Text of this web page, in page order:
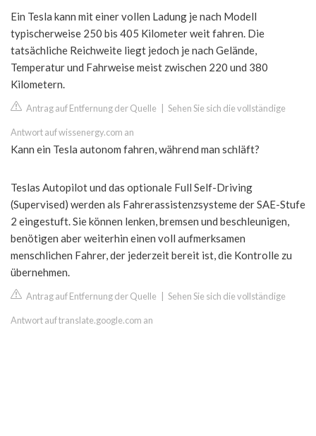
Ein Tesla kann mit einer vollen Ladung je nach Modell
typischerweise 250 bis 405 Kilometer weit fahren. Die
tatsächliche Reichweite liegt jedoch je nach Gelände,
Temperatur und Fahrweise meist zwischen 220 und 380
Kilometern.
Antrag auf Entfernung der Quelle Sehen Sie sich die vollständige
Antwort auf wissenergy.com an
Kann ein Tesla autonom fahren, während man schläft?
Teslas Autopilot und das optionale Full Self-Driving
(Supervised) werden als Fahrerassistenzsysteme der SAE-Stufe
2 eingestuft. Sie können lenken, bremsen und beschleunigen,
benötigen aber weiterhin einen voll aufmerksamen
menschlichen Fahrer, der jederzeit bereit ist, die Kontrolle zu
übernehmen.
Antrag auf Entfernung der Quelle Sehen Sie sich die vollständige
Antwort auf translate.google.com an